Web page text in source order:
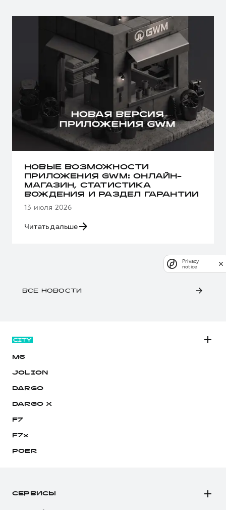
НОВЫЕ ВОЗМОЖНОСТИ
ПРИЛОЖЕНИЯ GWM: ОНЛАЙН-
МАГАЗИН, СТАТИСТИКА
ВОЖДЕНИЯ И РАЗДЕЛ ГАРАНТИИ
13 июля 2026
Читать дальше
ВСЕ НОВОСТИ
M6
JOLION
DARGO
DARGO Х
F7
F7x
POER
СЕРВИСЫ
Privacy
notice